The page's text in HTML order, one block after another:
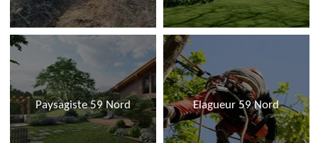
Paysagiste 59 Nord Elagueur 59 Nord